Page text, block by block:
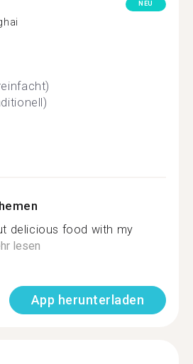
NEU
delicious food with my
lesen
App herunterladen